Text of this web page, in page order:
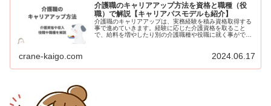
介護職のキャリアアップ方法を資格と職種（役
職）で解説【キャリアパスモデルも紹介】
介護職のキャリアアップは、実務経験を積み資格取得する
事で進めていきます。経験に応じた介護資格を取ること
で、給料を増やしたり別の介護職種や役職に就く事ができ
せ、介護職のキャリアプランを紹介します。
crane-kaigo.com 2024.06.17